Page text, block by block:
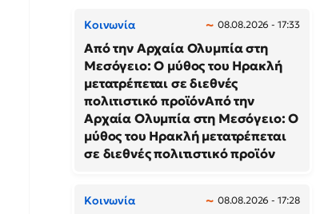
Κοινωνία 08.08.2026 - 17:33
Από την Αρχαία Ολυμπία στη
Μεσόγειο: Ο μύθος του Ηρακλή
μετατρέπεται σε διεθνές
πολιτιστικό προϊόνΑπό την
Αρχαία Ολυμπία στη Μεσόγειο: Ο
μύθος του Ηρακλή μετατρέπεται
σε διεθνές πολιτιστικό προϊόν
Κοινωνία 08.08.2026 - 17:28